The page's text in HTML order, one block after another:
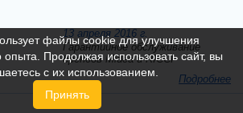
13 апреля 2016 г.
Гарантийное обслуживание
брендов Midea и RICCI
Подробнее
файлы cookie для улучшения
опыта. Продолжая использовать сайт, вы
с их использованием.
Принять